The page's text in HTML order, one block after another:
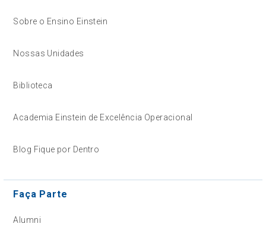
Sobre o Ensino Einstein
Nossas Unidades
Biblioteca
Academia Einstein de Excelência Operacional
Blog Fique por Dentro
Faça Parte
Alumni